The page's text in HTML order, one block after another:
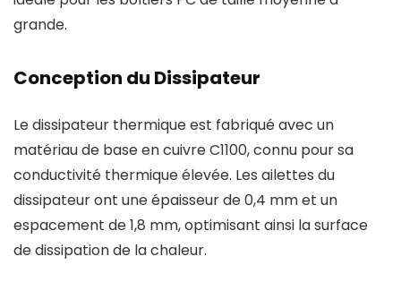
grande.
Conception du Dissipateur
Le dissipateur thermique est fabriqué avec un
matériau de base en cuivre C1100, connu pour sa
conductivité thermique élevée. Les ailettes du
dissipateur ont une épaisseur de 0,4 mm et un
espacement de 1,8 mm, optimisant ainsi la surface
de dissipation de la chaleur.